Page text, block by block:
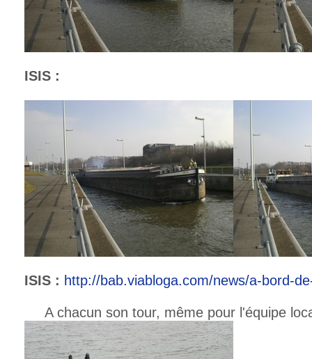
ISIS :
ISIS : http://bab.viabloga.com/news/a-bord-
A chacun son tour, même pour l'équipe